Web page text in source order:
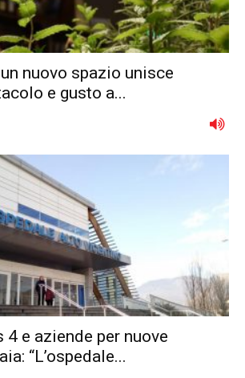
nuovo spazio unisce
e gusto a...
4 e aziende per nuove
“L’ospedale...